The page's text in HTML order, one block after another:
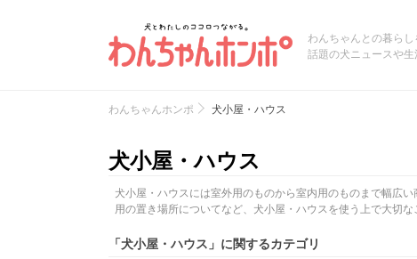
わんちゃんとの暮ら
話題の犬ニュースや
わんちゃんホンポ 犬小屋・ハウス
犬小屋・ハウス
犬小屋・ハウスには室外用のものから室内用のものまで幅広
用の置き場所についてなど、犬小屋・ハウスを使う上で大切な
「犬小屋・ハウス」に関するカテゴリ